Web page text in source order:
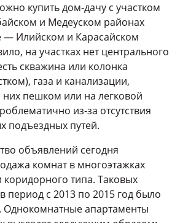
купить дом-дачу с участком
и Медеуском районах
— Илийском и Карасайском
на участках нет центрального
скважина или колонка
газа и канализации,
них пешком или на легковой
из-за отсутствия
подъездных путей.
объявлений сегодня
комнат в многоэтажках
коридорного типа. Таковых
период с 2013 по 2015 год было
Однокомнатные апартаменты